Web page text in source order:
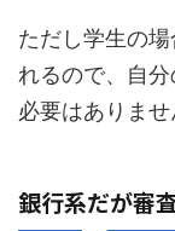
ただし学生の
れるので、自
必要はありませ
銀行系だが審